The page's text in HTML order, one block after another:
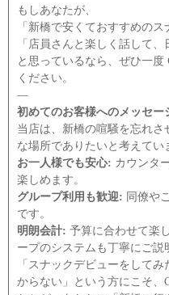
もしあなたが、
「新橋で安くておすすめのス
「店員さんと楽しく話して
と思っているなら、ぜひ一度
ください。
―
初めてのお客様へのメッセー
当店は、新橋の喧騒を忘れ
な場所でありたいと考えてい
お一人様でも安心: カウンタ
楽しめます。
グループ利用も歓迎: 同僚や
です。
明朗会計: 予算に合わせて楽
ープのシステムも丁寧にご説
「スナックデビューをして
からない」という方にこそ、